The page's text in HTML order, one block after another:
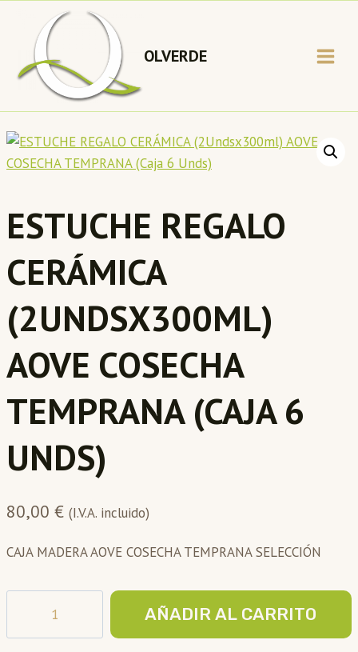
contenido
OLVERDE
ESTUCHE REGALO
CERÁMICA
(2UNDSX300ML)
AOVE COSECHA
TEMPRANA (CAJA 6
UNDS)
80,00 € (I.V.A. incluido)
CAJA MADERA AOVE COSECHA TEMPRANA SELECCIÓN
CERÁMICA
AÑADIR AL CARRITO